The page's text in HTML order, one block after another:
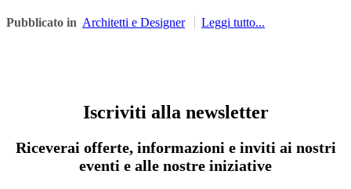
Pubblicato in Architetti e Designer Leggi tutto...
Iscriviti alla newsletter
Riceverai offerte, informazioni e inviti ai nostri
eventi e alle nostre iniziative